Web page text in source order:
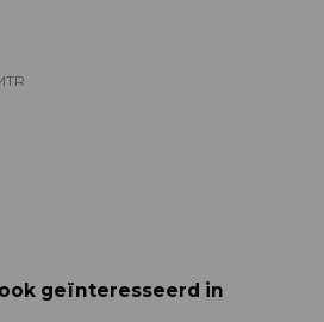
geïnteresseerd in